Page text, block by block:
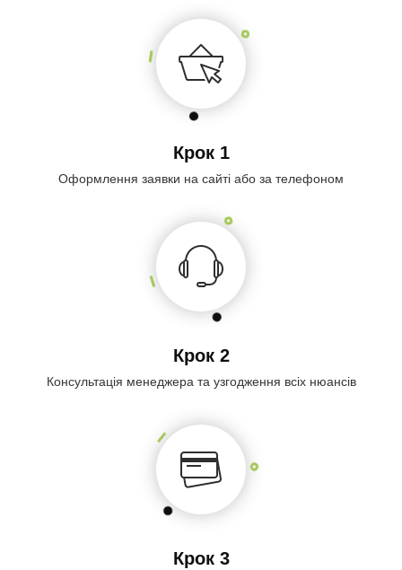
Крок 1
Оформлення заявки на сайті або за телефоном
Крок 2
Консультація менеджера та узгодження всіх нюансів
Крок 3